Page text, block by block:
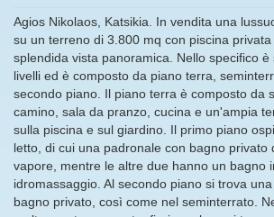
Agios Nikolaos, Katsikia. In vendita una
su un terreno di 3.800 mq con piscina
splendida vista panoramica. Nello specifico
livelli ed è composto da piano terra,
secondo piano. Il piano terra è composto da
camino, sala da pranzo, cucina e un'ampia
sulla piscina e sul giardino. Il primo piano
letto, di cui una padronale con bagno privato
vapore, mentre le altre due hanno un bagno
idromassaggio. Al secondo piano si trova
bagno privato, così come nel seminterrato.